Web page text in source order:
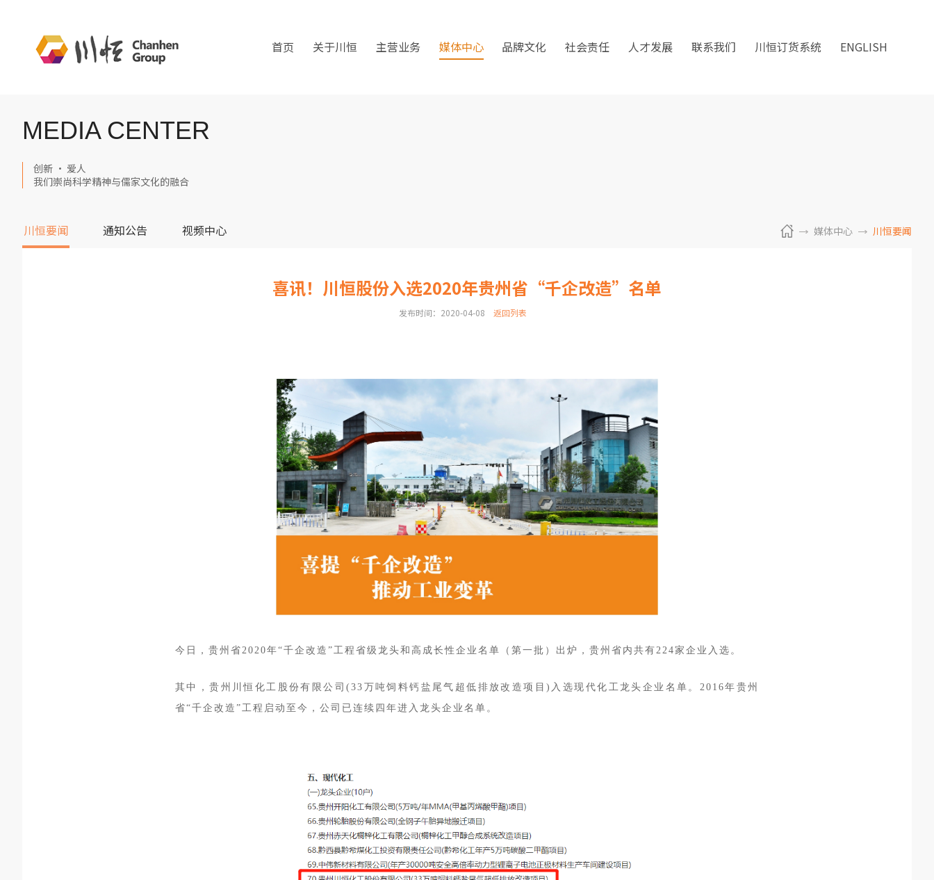
首页 关于川恒 主营业务 媒体中心 品牌文化 社会责任 人才发展 联系我们 川恒订货系统 ENGLISH
MEDIA CENTER
创新 · 爱人
我们崇尚科学精神与儒家文化的融合
川恒要闻 通知公告 视频中心 媒体中心 川恒要闻
喜讯！川恒股份入选2020年贵州省“千企改造”名单
发布时间：2020-04-08 返回列表
今日，贵州省2020年“千企改造”工程省级龙头和高成长性企业名单（第一批）出炉，贵州省内共有224家企业入选。
其中，贵州川恒化工股份有限公司(33万吨饲料钙盐尾气超低排放改造项目) 入选现代化工龙头企业名单。2016年贵州
省“千企改造”工程启动至今，公司已连续四年进入龙头企业名单。